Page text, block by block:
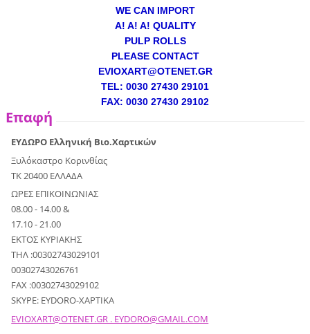
WE CAN IMPORT
A! A! A! QUALITY
PULP ROLLS
PLEASE CONTACT
EVIOXART@OTENET.GR
TEL: 0030 27430 29101
FAX: 0030 27430 29102
Επαφή
ΕΥΔΩΡΟ Ελληνική Βιο.Χαρτικών
Ξυλόκαστρο Κορινθίας
ΤΚ 20400 ΕΛΛΑΔΑ
ΩΡΕΣ ΕΠΙΚΟΙΝΩΝΙΑΣ
08.00 - 14.00 &
17.10 - 21.00
ΕΚΤΟΣ ΚΥΡΙΑΚΗΣ
ΤΗΛ :00302743029101
00302743026761
FAX :00302743029102
SKYPE: EYDORO-XAPTIKA
EVIOXART@OTENET.GR . EYDORO@GMAIL.COM